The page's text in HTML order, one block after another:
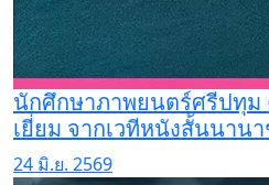
นักศึกษาภาพยนตร์ศรีปทุม
เยี่ยม จากเวทีหนังสั้นนาน
24 มิ.ย. 2569